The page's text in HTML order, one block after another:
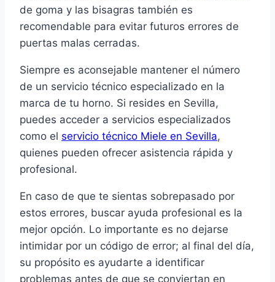
de goma y las bisagras también es
recomendable para evitar futuros errores de
puertas malas cerradas.
Siempre es aconsejable mantener el número
de un servicio técnico especializado en la
marca de tu horno. Si resides en Sevilla,
puedes acceder a servicios especializados
como el servicio técnico Miele en Sevilla,
quienes pueden ofrecer asistencia rápida y
profesional.
En caso de que te sientas sobrepasado por
estos errores, buscar ayuda profesional es la
mejor opción. Lo importante es no dejarse
intimidar por un código de error; al final del día,
su propósito es ayudarte a identificar
problemas antes de que se conviertan en